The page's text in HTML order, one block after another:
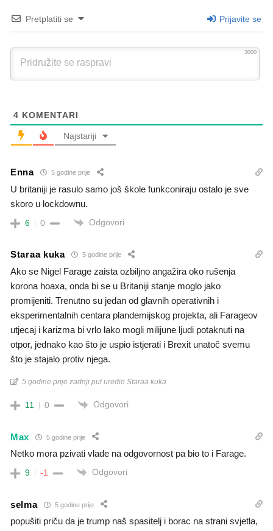
Pretplatiti se Prijavite se
3000
4 KOMENTARI
Najstariji
Enna 5 godine prije
U britaniji je rasulo samo još škole funkconiraju ostalo je sve
skoro u lockdownu.
6 0 Odgovori
Staraa kuka 5 godine prije
Ako se Nigel Farage zaista ozbiljno angažira oko rušenja
korona hoaxa, onda bi se u Britaniji stanje moglo jako
promijeniti. Trenutno su jedan od glavnih operativnih i
eksperimentalnih centara plandemijskog projekta, ali Farageov
utjecaj i karizma bi vrlo lako mogli milijune ljudi potaknuti na
otpor, jednako kao što je uspio istjerati i Brexit unatoč svemu
što je stajalo protiv njega.
5 godine prije zadnji put uredio Staraa kuka
11 0 Odgovori
Max 5 godine prije
Netko mora pzivati vlade na odgovornost pa bio to i Farage.
9 -1 Odgovori
selma 5 godine prije
popušiti priču da je trump naš spasitelj i borac na strani svjetla,